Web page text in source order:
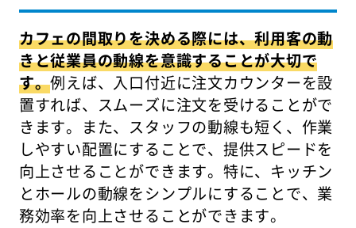
カフェの間取りを決める際には、利用客の動
きと従業員の動線を意識することが大切で
す。例えば、入口付近に注文カウンターを設
置すれば、スムーズに注文を受けることがで
きます。また、スタッフの動線も短く、作業
しやすい配置にすることで、提供スピードを
向上させることができます。特に、キッチン
とホールの動線をシンプルにすることで、業
務効率を向上させることができます。